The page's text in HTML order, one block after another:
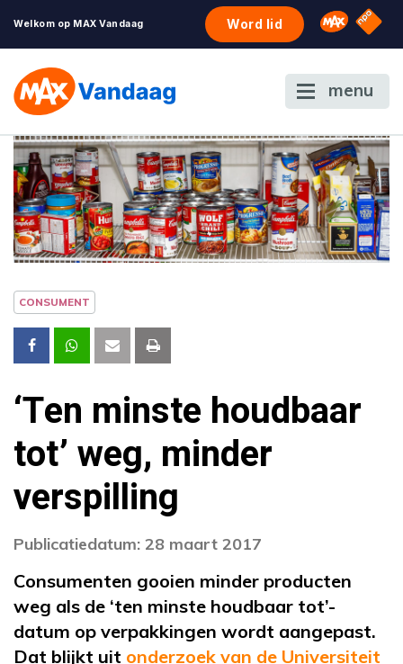
Welkom op MAX Vandaag Word lid Omroep
NPO
menu
CONSUMENT
‘Ten minste houdbaar
tot’ weg, minder
verspilling
Publicatiedatum: 28 maart 2017
Consumenten gooien minder producten
weg als de ‘ten minste houdbaar tot’-
datum op verpakkingen wordt aangepast.
Dat blijkt uit onderzoek van de Universiteit